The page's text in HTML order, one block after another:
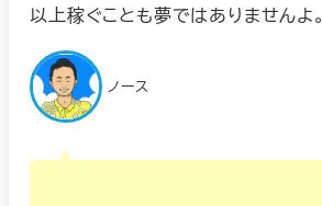
以上稼ぐことも夢ではありませんよ。
ノース